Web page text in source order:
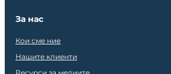
За нас
Кои сме ние
Нашите клиенти